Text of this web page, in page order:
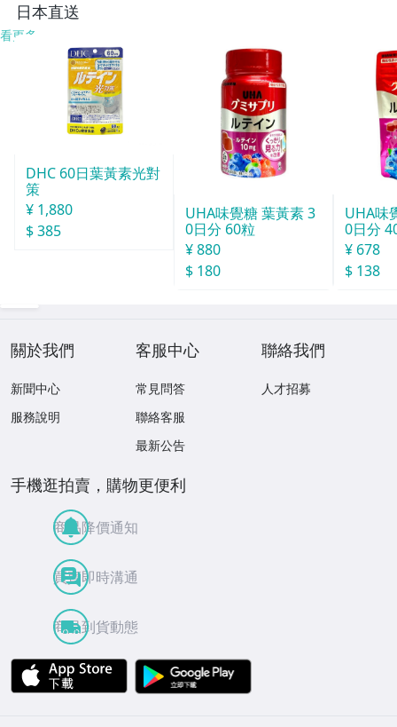
日本直送
看更多
DHC 60日葉黃素光對
策
¥ 1,880
$ 385
UHA味覺糖 葉黃素 3
0日分 60粒
¥ 880
$ 180
UHA味
0日分
¥ 678
$ 138
關於我們
新聞中心
服務說明
客服中心
常見問答
聯絡客服
最新公告
聯絡我們
人才招募
手機逛拍賣，購物更便利
商品降價通知
買賣即時溝通
商品到貨動態
APP Store